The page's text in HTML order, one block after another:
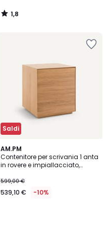
1,8
/
Saldi
AM.PM
Contenitore per scrivania 1 anta
in rovere e impiallacciato,
599,00 €
539,10 € -10%